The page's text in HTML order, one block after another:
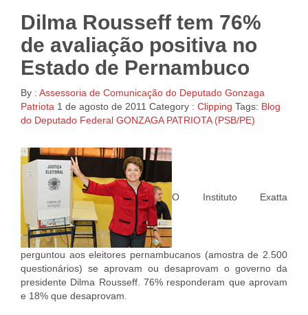
Dilma Rousseff tem 76%
de avaliação positiva no
Estado de Pernambuco
By : Assessoria de Comunicação do Deputado Gonzaga
Patriota 1 de agosto de 2011 Category : Clipping Tags: Blog
do Deputado Federal GONZAGA PATRIOTA (PSB/PE)
O Instituto Exatta
perguntou aos eleitores pernambucanos (amostra de 2.500
questionários) se aprovam ou desaprovam o governo da
presidente Dilma Rousseff. 76% responderam que aprovam
e 18% que desaprovam.